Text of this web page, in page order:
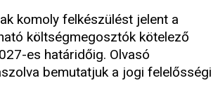
komoly felkészülést jelent a
költségmegosztók kötelező
es határidőig. Olvasó
bemutatjuk a jogi felelősségi